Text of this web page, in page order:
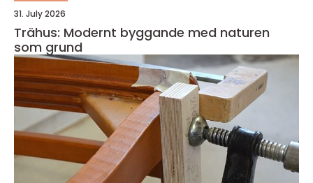
31. July 2026
Trähus: Modernt byggande med naturen
som grund